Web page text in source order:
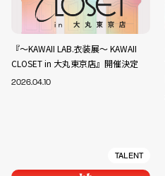
『～KAWAII LAB.衣装展～ KAWAII
CLOSET in 大丸東京店』開催決定
2026.04.10
TALENT